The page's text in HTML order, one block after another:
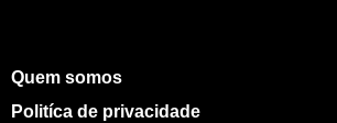
Quem somos
Politíca de privacidade